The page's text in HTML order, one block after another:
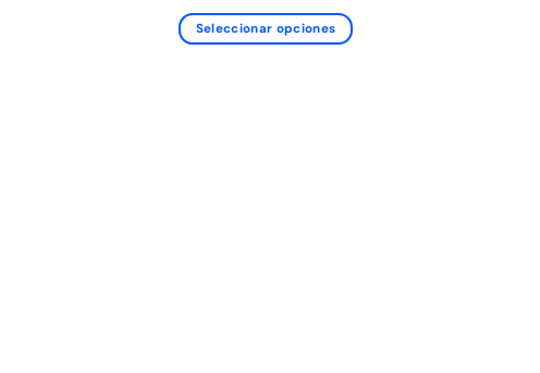
Seleccionar opciones